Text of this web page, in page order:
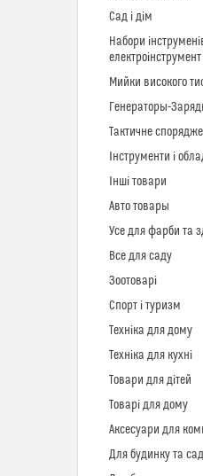
Сад і дім
Набори
електроінструмент
Мийки високого
Генераторы-
Тактичне
Інструменти і
Інші товари
Авто товары
Усе для фарби та
Все для саду
Зоотоварі
Спорт і туризм
Техніка для дому
Техніка для кухні
Товари для дітей
Товарі для дому
Аксесуари для
Для будинку та